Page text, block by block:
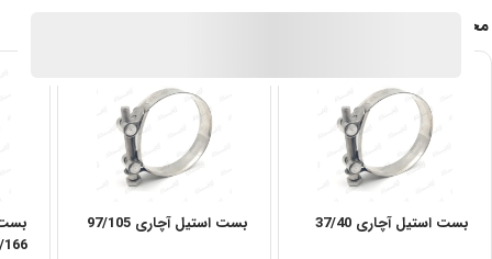
محصولات مشابه
بست استیل آچاری 37/40 بست استیل آچاری 97/105